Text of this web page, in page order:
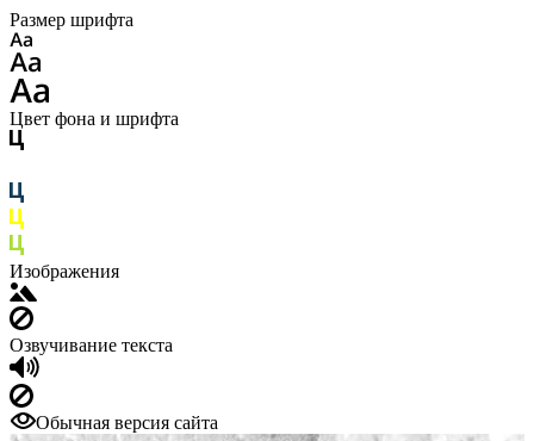
Размер шрифта
Цвет фона и шрифта
Изображения
Озвучивание текста
Обычная версия сайта